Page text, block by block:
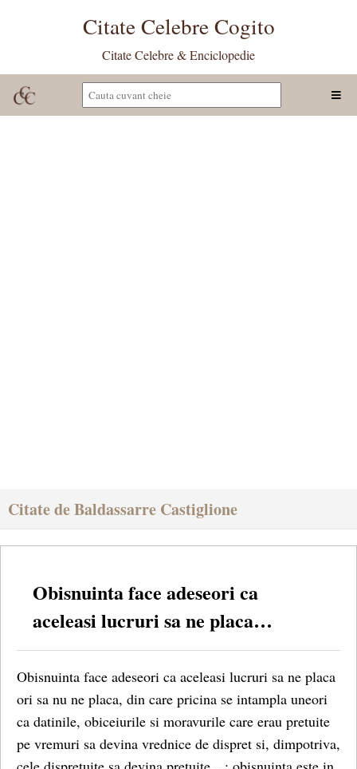
Citate Celebre Cogito
Citate Celebre & Enciclopedie
Citate de Baldassarre Castiglione
Obisnuinta face adeseori ca
aceleasi lucruri sa ne placa…
Obisnuinta face adeseori ca aceleasi lucruri sa ne placa
ori sa nu ne placa, din care pricina se intampla uneori
ca datinile, obiceiurile si moravurile care erau pretuite
pe vremuri sa devina vrednice de dispret si, dimpotriva,